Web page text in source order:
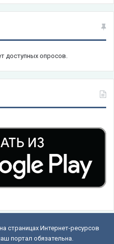
доступных опросов.
страницах Интернет-ресурсов
портал обязательна.